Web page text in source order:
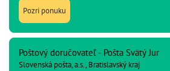
Pozri ponuku
Poštový doručovateľ - Pošta Svätý Jur
Slovenská pošta, a.s., Bratislavský kraj